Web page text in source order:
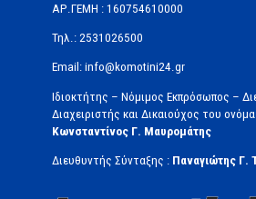
ΑΡ.ΓΕΜΗ : 160754610000
Τηλ.: 2531026500
Email: info@komotini24.gr
Ιδιοκτήτης – Νόμιμος Εκπρόσωπος –
Διαχειριστής και Δικαιούχος του
Κωνσταντίνος Γ. Μαυρομάτης
Διευθυντής Σύνταξης : Παναγιώτης Γ.